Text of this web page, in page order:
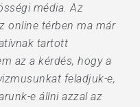
média. Az
online térben ma már
tartott
az a kérdés, hogy a
feladjuk-e,
e állni azzal az